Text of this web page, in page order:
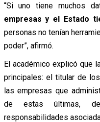
“Si uno tiene muchos
empresas y el Estado
personas no tenían
poder”, afirmó.
El académico explicó que
principales: el titular de
las empresas que
de estas últimas,
responsabilidades